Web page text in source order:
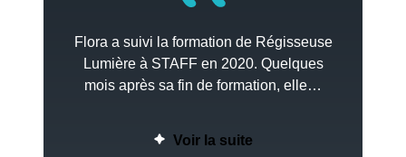
Flora a suivi la formation de Régisseuse
Lumière à STAFF en 2020. Quelques
mois après sa fin de formation, elle…
Voir la suite